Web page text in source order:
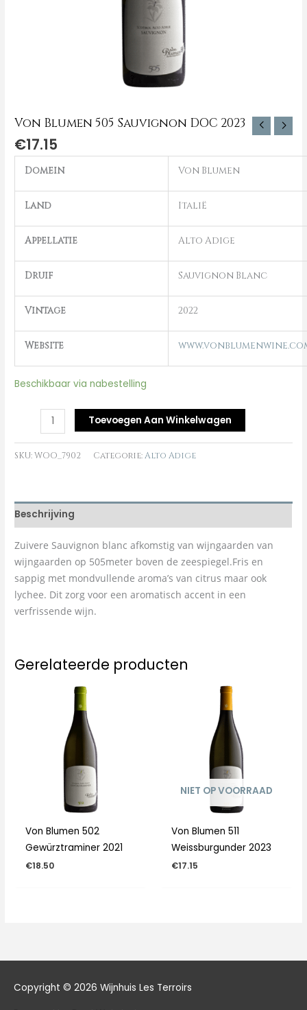
Von Blumen 505 Sauvignon DOC 2023
€17.15
Domein Von Blumen
Land Italië
Appellatie Alto Adige
Druif Sauvignon Blanc
Vintage 2022
Website
Beschikbaar via nabestelling
Toevoegen Aan Winkelwagen
SKU:WOO_7902 Categorie:Alto Adige
Beschrijving
Zuivere Sauvignon blanc afkomstig van wijngaarden van
wijngaarden op 505meter boven de zeespiegel.Fris en
sappig met mondvullende aroma’s van citrus maar ook
lychee. Dit zorg voor een aromatisch accent in een
verfrissende wijn.
Gerelateerde producten
Von Blumen 502
Gewürztraminer 2021
€18.50
NIET OP VOORRAAD
Von Blumen 511
Weissburgunder 2023
€17.15
Copyright © 2026 Wijnhuis Les Terroirs